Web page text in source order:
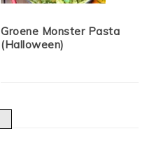
Groene Monster Pasta
(Halloween)